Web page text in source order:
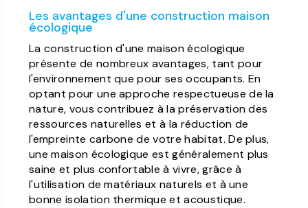
Les avantages d'une construction maison
écologique
La construction d'une maison écologique
présente de nombreux avantages, tant pour
l'environnement que pour ses occupants. En
optant pour une approche respectueuse de la
nature, vous contribuez à la préservation des
ressources naturelles et à la réduction de
l'empreinte carbone de votre habitat. De plus,
une maison écologique est généralement plus
saine et plus confortable à vivre, grâce à
l'utilisation de matériaux naturels et à une
bonne isolation thermique et acoustique.